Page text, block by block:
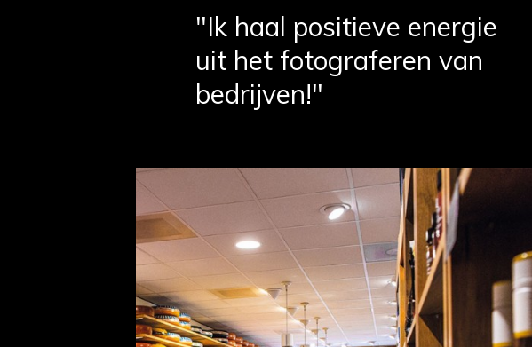
"Ik haal positieve energie
uit het fotograferen van
bedrijven!"